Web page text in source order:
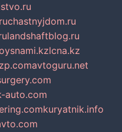
chastnyjdom.ru
landshaftblog.ru
lcna.kz
avtoguru.net
auto.com
kuryatnik.info